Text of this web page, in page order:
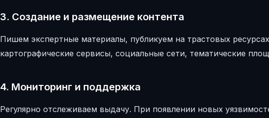
3. Создание и размещение контента
Пишем экспертные материалы, публикуем на трастовых
картографические сервисы, социальные сети, тематические
4. Мониторинг и поддержка
Регулярно отслеживаем выдачу. При появлении новых